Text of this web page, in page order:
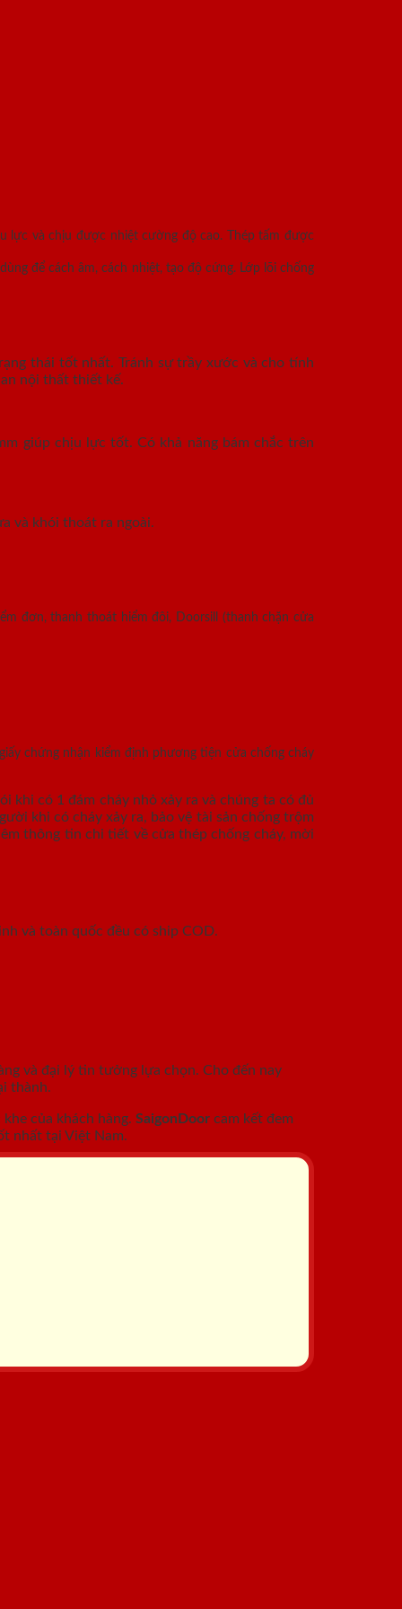
lực và chịu được nhiệt cường độ cao. Thép tấm được
để cách âm, cách nhiệt, tạo độ cứng. Lớp lõi chống
thái tốt nhất. Tránh sự trầy xước và cho tính
nội thất thiết kế.
giúp chịu lực tốt. Có khả năng bám chắc trên
và khói thoát ra ngoài.
đơn, thanh thoát hiểm đôi, Doorsill (thanh chặn cửa
chứng nhận kiểm định phương tiện cửa chống cháy
khi có 1 đám cháy nhỏ xảy ra và chúng ta có đủ
khi có cháy xảy ra, bảo vệ tài sản chống trộm
thông tin chi tiết về cửa thép chống cháy, mời
và toàn quốc đều có ship COD.
và đại lý tin tưởng lựa chọn. Cho đến nay
thành.
của khách hàng. SaigonDoor cam kết đem
nhất tại Việt Nam.